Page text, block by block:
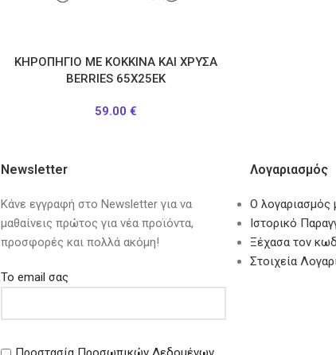
ΚΗΡΟΠΗΓΙΟ ΜΕ ΚΟΚΚΙΝΑ ΚΑΙ ΧΡΥΣΑ
BERRIES 65Χ25ΕΚ
59.00€
Newsletter
Κάνε εγγραφή στο Newsletter για να
μαθαίνεις πρώτος για νέα προϊόντα,
προσφορές και πολλά ακόμη!
Το email σας
Λογαριασμός
Ο λογαριασμός
Ιστορικό
Ξέχασα τον
Στοιχεία